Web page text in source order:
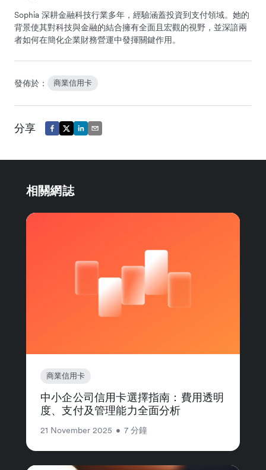
Sophia 深耕金融科技行業多年，經驗涵蓋投資到支付領域。她的
背景使其對科技與金融的結合擁有全面且宏觀的視野，並深諳兩
者如何在簡化企業財務營運中發揮關鍵作用。
發佈於： 商業信用卡
分享
相關網誌
商業信用卡
中小企公司信用卡選擇指南：費用透明
度、支付及管理能力全面分析
21 November 2025 • 7 分鐘